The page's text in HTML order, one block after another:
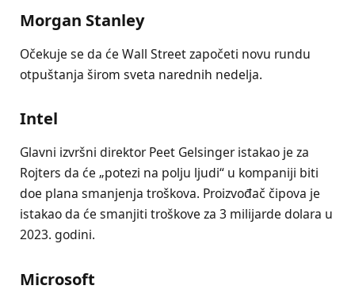
Morgan Stanley
Očekuje se da će Wall Street započeti novu rundu
otpuštanja širom sveta narednih nedelja.
Intel
Glavni izvršni direktor Peet Gelsinger istakao je za
Rojters da će „potezi na polju ljudi“ u kompaniji biti
doe plana smanjenja troškova. Proizvođač čipova je
istakao da će smanjiti troškove za 3 milijarde dolara u
2023. godini.
Microsoft